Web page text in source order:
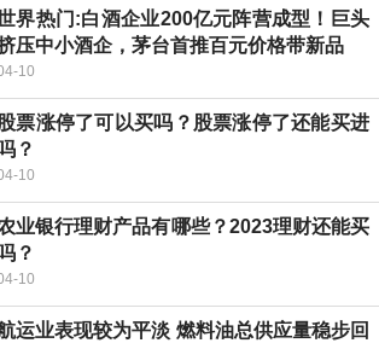
界热门:白酒企业200亿元阵营成型！巨头
压中小酒企，茅台首推百元价格带新品
10
票涨停了可以买吗？股票涨停了还能买进
吗？
10
业银行理财产品有哪些？2023理财还能买
吗？
10
运业表现较为平淡 燃料油总供应量稳步回